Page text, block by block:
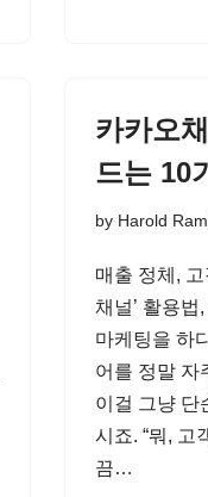
카카오
드는 10
by Harold
매출 정체,
채널’ 활용
마케팅을 하
어를 정말 자
이걸 그냥 단
시죠. “뭐, 고
끔…